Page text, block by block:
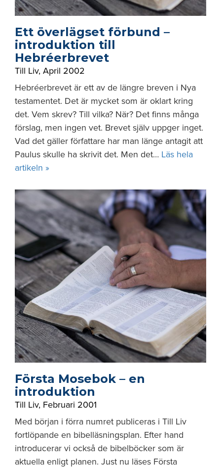
Ett överlägset förbund –
introduktion till
Hebréerbrevet
Till Liv, April 2002
Hebréerbrevet är ett av de längre breven i Nya
testamentet. Det är mycket som är oklart kring
det. Vem skrev? Till vilka? När? Det finns många
förslag, men ingen vet. Brevet själv uppger inget.
Vad det gäller författare har man länge antagit att
Paulus skulle ha skrivit det. Men det… Läs hela
artikeln »
Första Mosebok – en
introduktion
Till Liv, Februari 2001
Med början i förra numret publiceras i Till Liv
fortlöpande en bibelläsningsplan. Efter hand
introducerar vi också de bibelböcker som är
aktuella enligt planen. Just nu läses Första